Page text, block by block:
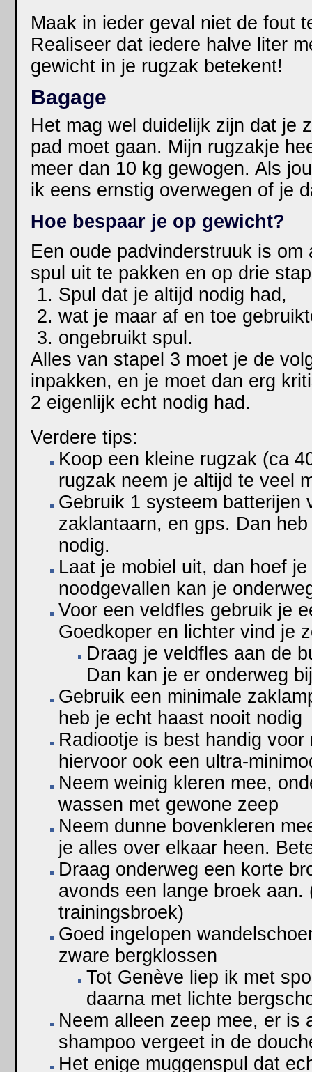
Maak in ieder geval niet de fout
Realiseer dat iedere halve liter
gewicht in je rugzak betekent!
Bagage
Het mag wel duidelijk zijn dat je
pad moet gaan. Mijn rugzakje
meer dan 10 kg gewogen. Als
ik eens ernstig overwegen of je
Hoe bespaar je op gewicht?
Een oude padvinderstruuk is
spul uit te pakken en op drie
Spul dat je altijd nodig had,
wat je maar af en toe
ongebruikt spul.
Alles van stapel 3 moet je de
inpakken, en je moet dan erg
2 eigenlijk echt nodig had.
Verdere tips:
Koop een kleine rugzak (ca
rugzak neem je altijd te veel
Gebruik 1 systeem batterijen
zaklantaarn, en gps. Dan
nodig.
Laat je mobiel uit, dan hoef
noodgevallen kan je
Voor een veldfles gebruik je
Goedkoper en lichter vind je
Draag je veldfles aan de
Dan kan je er onderweg
Gebruik een minimale
heb je echt haast nooit nodig
Radiootje is best handig
hiervoor ook een ultra-
Neem weinig kleren mee,
wassen met gewone zeep
Neem dunne bovenkleren
je alles over elkaar heen.
Draag onderweg een korte
avonds een lange broek aan.
trainingsbroek)
Goed ingelopen
zware bergklossen
Tot Genève liep ik met
daarna met lichte
Neem alleen zeep mee, er is
shampoo vergeet in de
Het enige muggenspul dat